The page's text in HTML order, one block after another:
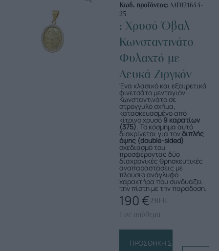
Κωδ. προϊόντος: ME021644-
25
: Χρυσό Όβαλ
Κωνσταντινάτο
Φυλαχτό με
Λευκά Ζιργκόν
Ένα κλασικό και εξαιρετικά
φινετσάτο μενταγιόν-
Κωνσταντινάτο σε
στρογγυλό σχήμα,
κατασκευασμένο από
κίτρινο χρυσό 9 καρατίων
(375). Το κόσμημα αυτό
διακρίνεται για τονδιπλής
όψης (double-sided)
σχεδιασμό του,
προσφέροντας δύο
διαχρονικές θρησκευτικές
αναπαραστάσεις με
πλούσιο ανάγλυφο
χαρακτήρα που συνδυάζει
την πίστη με την παράδοση.
210€
190 €
1 σε απόθεμα
ΠΡΟΣΘΉΚΗ ΣΤΟ ΚΑΛΆΘΙ